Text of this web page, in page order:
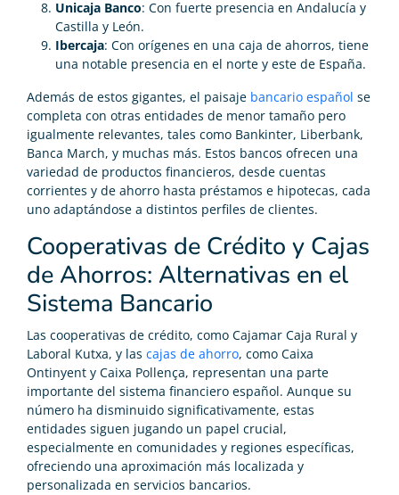
Unicaja Banco: Con fuerte presencia en Andalucía y
Castilla y León.
Ibercaja: Con orígenes en una caja de ahorros, tiene
una notable presencia en el norte y este de España.
Además de estos gigantes, el paisaje bancario español se
completa con otras entidades de menor tamaño pero
igualmente relevantes, tales como Bankinter, Liberbank,
Banca March, y muchas más. Estos bancos ofrecen una
variedad de productos financieros, desde cuentas
corrientes y de ahorro hasta préstamos e hipotecas, cada
uno adaptándose a distintos perfiles de clientes.
Cooperativas de Crédito y Cajas
de Ahorros: Alternativas en el
Sistema Bancario
Las cooperativas de crédito, como Cajamar Caja Rural y
Laboral Kutxa, y las cajas de ahorro, como Caixa
Ontinyent y Caixa Pollença, representan una parte
importante del sistema financiero español. Aunque su
número ha disminuido significativamente, estas
entidades siguen jugando un papel crucial,
especialmente en comunidades y regiones específicas,
ofreciendo una aproximación más localizada y
personalizada en servicios bancarios.